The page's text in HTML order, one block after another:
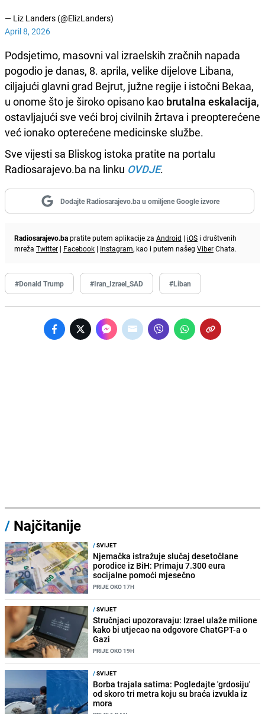
— Liz Landers (@ElizLanders)
April 8, 2026
Podsjetimo, masovni val izraelskih zračnih napada
pogodio je danas, 8. aprila, velike dijelove Libana,
ciljajući glavni grad Bejrut, južne regije i istočni Bekaa,
u onome što je široko opisano kao brutalna eskalacija,
ostavljajući sve veći broj civilnih žrtava i preopterećene
već ionako opterećene medicinske službe.
Sve vijesti sa Bliskog istoka pratite na portalu
Radiosarajevo.ba na linku OVDJE.
Dodajte Radiosarajevo.ba u omiljene Google izvore
Radiosarajevo.bapratite putem aplikacije za Android | iOS i društvenih
mreža Twitter | Facebook | Instagram, kao i putem našeg ViberChata.
#Donald Trump #Iran_Izrael_SAD #Liban
/ Najčitanije
/SVIJET
Njemačka istražuje slučaj desetočlane
porodice iz BiH: Primaju 7.300 eura
socijalne pomoći mjesečno
PRIJE OKO 17H
/SVIJET
Stručnjaci upozoravaju: Izrael ulaže milione
kako bi utjecao na odgovore ChatGPT-a o
Gazi
PRIJE OKO 19H
/SVIJET
Borba trajala satima: Pogledajte 'grdosiju'
od skoro tri metra koju su braća izvukla iz
mora